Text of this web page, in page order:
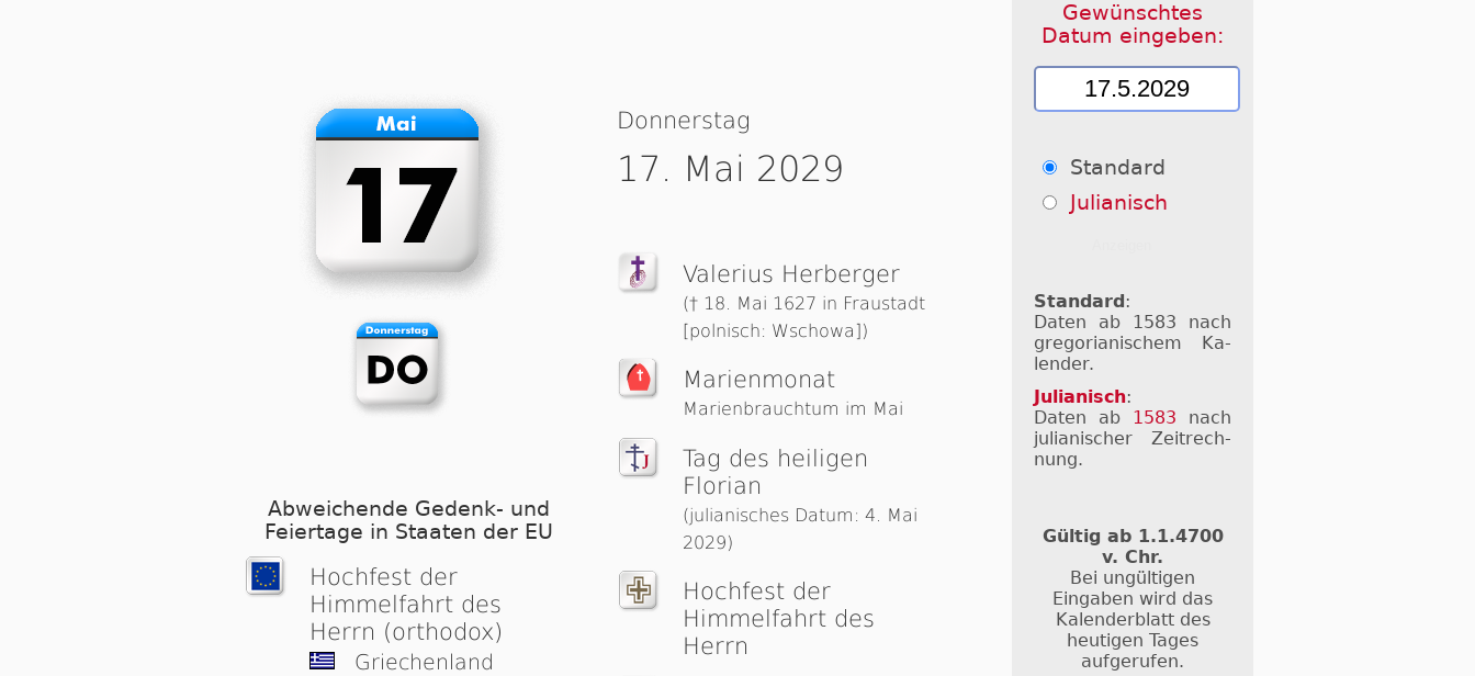
Abweichende Gedenk- und
Feiertage in Staaten der EU
Hochfest der
Himmelfahrt des
Herrn (orthodox)
Griechenland
Donnerstag
17. Mai 2029
Valerius Herberger
(† 18. Mai 1627 in Fraustadt
[polnisch: Wschowa])
Marienmonat
Marienbrauchtum im Mai
Tag des heiligen
Florian
(julianisches Datum: 4. Mai
2029)
Hochfest der
Himmelfahrt des
Herrn
Gewünschtes
Datum eingeben:
Standard
Julianisch
Standard :
Daten ab 1583 nach
gre­go­ri­a­ni­schem Ka­
len­der.
Julianisch:
Daten ab 1583 nach
ju­li­a­ni­scher Zeit­rech­
nung.
Gültig ab 1.1.4700
v. Chr.
Bei ungültigen
Eingaben wird das
Kalenderblatt des
heutigen Tages
aufgerufen.